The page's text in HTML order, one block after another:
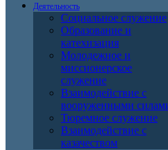
Деятельность
Социальное служение
Образование и
катехизация
Молодежное и
миссионерское
служение
Взаимодействие с
вооруженными
Тюремное служение
Взаимодействие с
казачеством